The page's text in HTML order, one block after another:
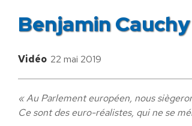
Benjamin
Vidéo 22 mai 2019
« Au Parlement européen, nous
Ce sont des euro-réalistes, qui ne se